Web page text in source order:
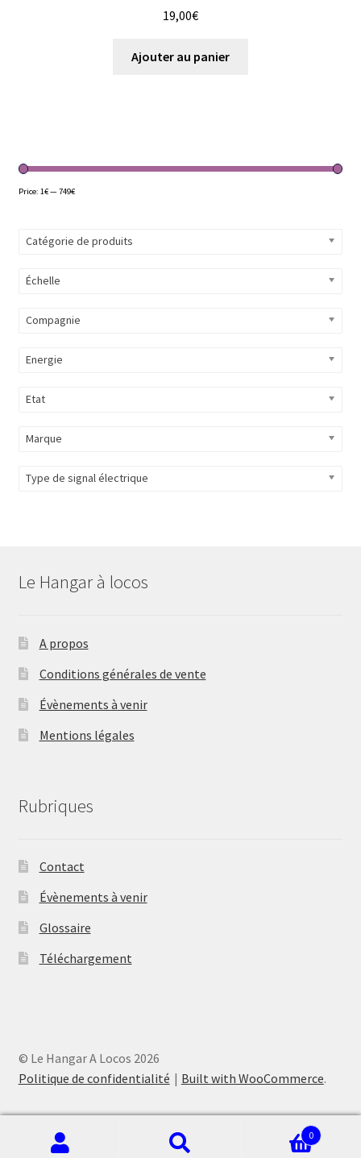
19,00€
Ajouter au panier
Price: 1€—749€
Catégorie de produits
Échelle
Compagnie
Energie
Etat
Marque
Type de signal électrique
Le Hangar à locos
A propos
Conditions générales de vente
Évènements à venir
Mentions légales
Rubriques
Contact
Évènements à venir
Glossaire
Téléchargement
© Le Hangar A Locos 2026
Politique de confidentialité
Built with WooCommerce.
Recherche
Recherche
0